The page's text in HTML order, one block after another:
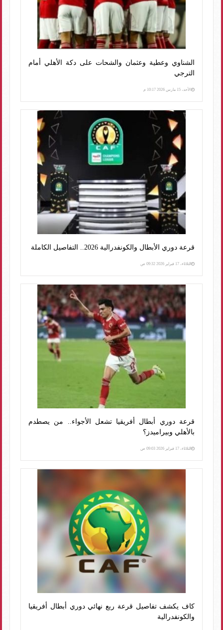
الشناوي وعطية وعثمان والشحات على دكة الأهلي أمام
الترجي
الأحد، 15 مارس 2026 10:17 م
قرعة دوري الأبطال والكونفدرالية 2026.. التفاصيل الكاملة
الثلاثاء، 17 فبراير 2026 09:32 ص
قرعة دوري أبطال أفريقيا تشعل الأجواء.. من يصطدم
بالأهلي وبيراميدز؟
الثلاثاء، 17 فبراير 2026 09:03 ص
كاف يكشف تفاصيل قرعة ربع نهائي دوري أبطال أفريقيا
والكونفدرالية